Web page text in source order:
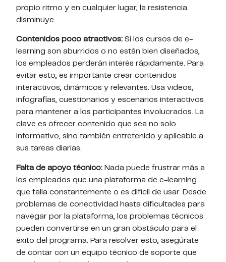
propio ritmo y en cualquier lugar, la resistencia
disminuye.
Contenidos poco atractivos: Si los cursos de e-
learning son aburridos o no están bien diseñados,
los empleados perderán interés rápidamente. Para
evitar esto, es importante crear contenidos
interactivos, dinámicos y relevantes. Usa videos,
infografías, cuestionarios y escenarios interactivos
para mantener a los participantes involucrados. La
clave es ofrecer contenido que sea no solo
informativo, sino también entretenido y aplicable a
sus tareas diarias.
Falta de apoyo técnico: Nada puede frustrar más a
los empleados que una plataforma de e-learning
que falla constantemente o es difícil de usar. Desde
problemas de conectividad hasta dificultades para
navegar por la plataforma, los problemas técnicos
pueden convertirse en un gran obstáculo para el
éxito del programa. Para resolver esto, asegúrate
de contar con un equipo técnico de soporte que